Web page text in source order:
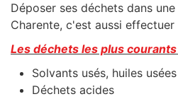
Déposer ses déchets dans
Charente, c'est aussi
Les déchets les plus
Solvants usés, huiles usées
Déchets acides